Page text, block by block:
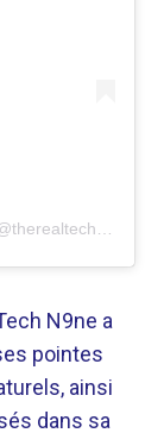
N9ne a
pointes
ainsi
dans sa